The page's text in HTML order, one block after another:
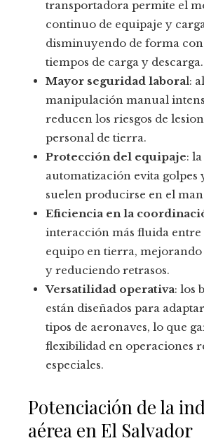
transportadora permite el
continuo de equipaje y
disminuyendo de forma
tiempos de carga y descarga.
Mayor seguridad laboral:
manipulación manual
reducen los riesgos de
personal de tierra.
Protección del equipaje: la
automatización evita golpes
suelen producirse en el
Eficiencia en la
interacción más fluida
equipo en tierra,
y reduciendo retrasos.
Versatilidad operativa: los
están diseñados para
tipos de aeronaves, lo que
flexibilidad en operaciones
especiales.
Potenciación de la
aérea en El Salvador